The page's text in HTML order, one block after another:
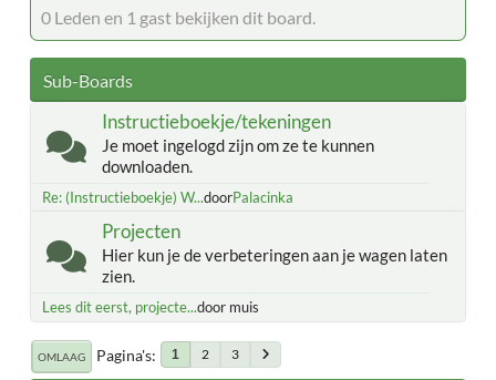
0 Leden en 1 gast bekijken dit board.
Sub-Boards
Instructieboekje/tekeningen
Je moet ingelogd zijn om ze te kunnen
downloaden.
Re: (Instructieboekje) W...doorPalacinka
Projecten
Hier kun je de verbeteringen aan je wagen laten
zien.
Lees dit eerst, projecte...door muis
OMLAAG Pagina's 1 2 3